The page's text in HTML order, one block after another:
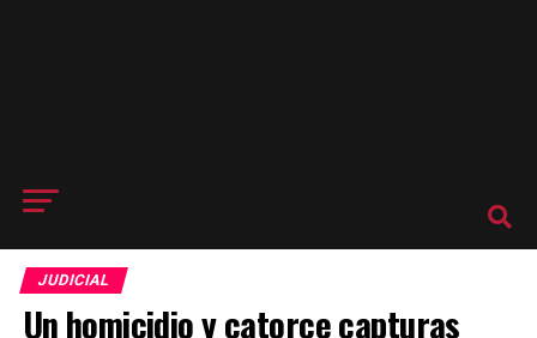
JUDICIAL
Un homicidio y catorce capturas